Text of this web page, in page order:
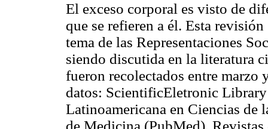
El exceso corporal es visto de
que se refieren a él. Esta
tema de las Representaciones
siendo discutida en la literatura
fueron recolectados entre marzo
datos: ScientificEletronic
Latinoamericana en Ciencias